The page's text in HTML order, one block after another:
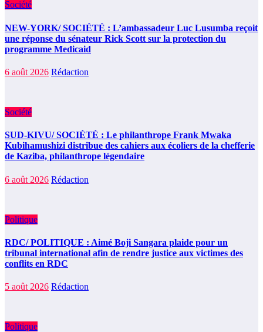
Société
NEW-YORK/ SOCIÉTÉ : L’ambassadeur Luc Lusumba reçoit
une réponse du sénateur Rick Scott sur la protection du
programme Medicaid
6 août 2026 Rédaction
Société
SUD-KIVU/ SOCIÉTÉ : Le philanthrope Frank Mwaka
Kubihamushizi distribue des cahiers aux écoliers de la chefferie
de Kaziba, philanthrope légendaire
6 août 2026 Rédaction
Politique
RDC/ POLITIQUE : Aimé Boji Sangara plaide pour un
tribunal international afin de rendre justice aux victimes des
conflits en RDC
5 août 2026 Rédaction
Politique